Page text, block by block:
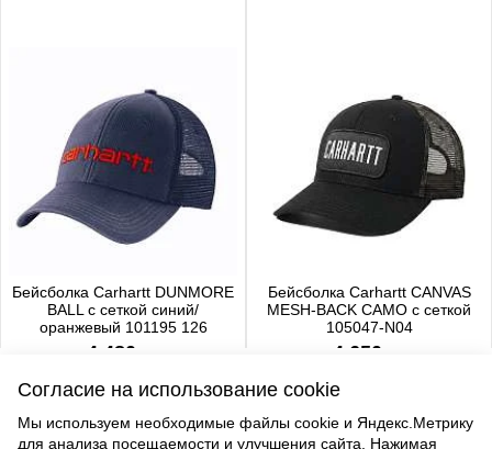
Бейсболка Carhartt DUNMORE
BALL с сеткой синий/
оранжевый 101195 126
4 480 р.
Бейсболка Carhartt CANVAS
MESH-BACK CAMO с сеткой
105047-N04
4 650 р.
Согласие на использование cookie
Мы используем необходимые файлы cookie и Яндекс.Метрику
для анализа посещаемости и улучшения сайта. Нажимая